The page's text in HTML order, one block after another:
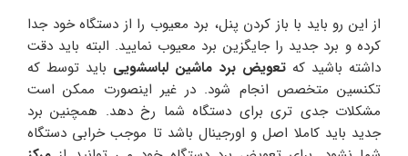
از این رو باید با باز کردن پنل، برد معیوب را از دستگاه خود جدا
کرده و برد جدید را جایگزین برد معیوب نمایید. البته باید دقت
داشته باشید که تعویض برد ماشین لباسشویی باید توسط که
تکنسین متخصص انجام شود. در غیر اینصورت ممکن است
مشکلات جدی تری برای دستگاه شما رخ دهد. همچنین برد
جدید باید کاملا اصل و اورجینال باشد تا موجب خرابی دستگاه